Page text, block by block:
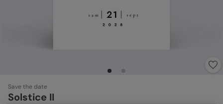
Save the date
Solstice II